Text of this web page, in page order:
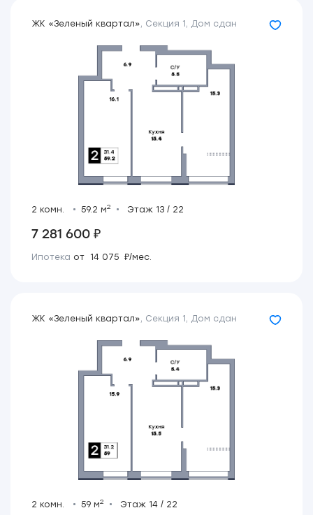
ЖК «Зеленый квартал», Секция 1, Дом сдан
2 комн. 59.2 м2 Этаж 13 / 22
7 281 600 ₽
Ипотека от 14 075 ₽/мес.
ЖК «Зеленый квартал», Секция 1, Дом сдан
2 комн. 59 м2 Этаж 14 / 22